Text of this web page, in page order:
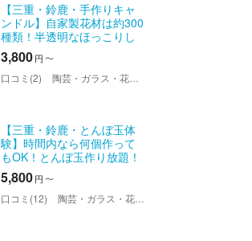
【三重・鈴鹿・手作りキャ
ンドル】自家製花材は約300
種類！半透明なほっこりし
たキャンドル体験
3,800円 〜
口コミ(2) 陶芸・ガラス・花キャンドル教室ちよの＜鈴鹿店＞
【三重・鈴鹿・とんぼ玉体
験】時間内なら何個作って
もOK！とんぼ玉作り放題！
5,800円 〜
口コミ(12) 陶芸・ガラス・花キャンドル教室ちよの＜鈴鹿店＞